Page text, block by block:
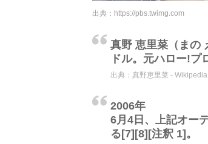
出典： https://pbs.twimg.com
真野 恵里菜（まの
ドル。元ハロー!プ
出典： 真野恵里菜 - Wikipedia
2006年
6月4日、上記オー
る[7][8][注釈 1]。